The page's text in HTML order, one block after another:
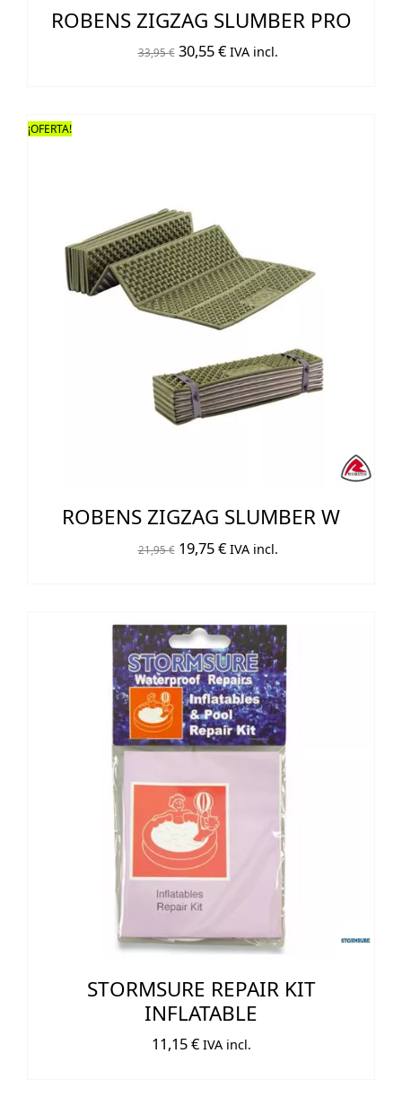
ROBENS ZIGZAG SLUMBER PRO
33,95€ El
30,55€ElIVA incl.
¡OFERTA!
ROBENS ZIGZAG SLUMBER W
21,95€ El
era:
21,95 €.
19,75€El
es:
19,75 €.
IVA incl.
STORMSURE REPAIR KIT
INFLATABLE
11,15€ IVA incl.